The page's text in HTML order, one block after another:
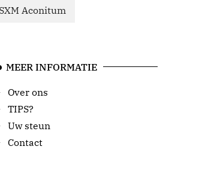
Aconitum
MEER INFORMATIE
Over ons
TIPS?
Uw steun
Contact